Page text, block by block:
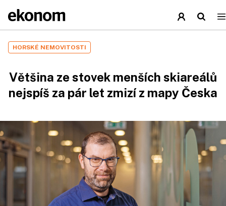
HORSKÉ NEMOVITOSTI
Většina ze stovek menších skiareálů
nejspíš za pár let zmizí z mapy Česka